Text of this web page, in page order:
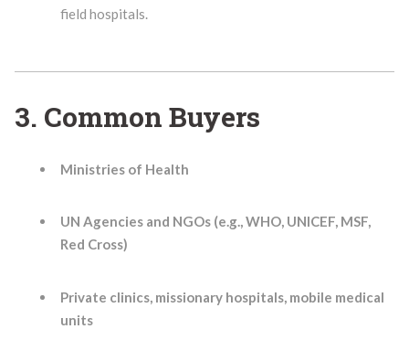
field hospitals.
3. Common Buyers
Ministries of Health
UN Agencies and NGOs (e.g., WHO, UNICEF, MSF,
Red Cross)
Private clinics, missionary hospitals, mobile medical
units